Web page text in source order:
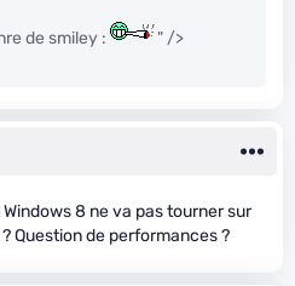
de smiley : " />
8 ne va pas tourner sur
Question de performances ?